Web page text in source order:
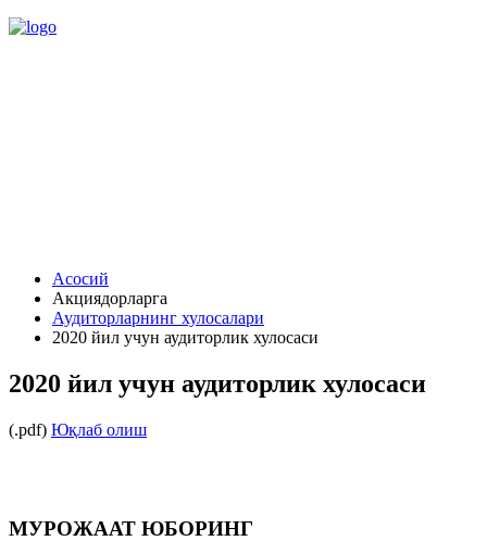
Асосий
Акциядорларга
Аудиторларнинг хулосалари
2020 йил учун аудиторлик хулосаси
2020 йил учун аудиторлик хулосаси
(.pdf) Юқлаб олиш
МУРОЖААТ ЮБОРИНГ